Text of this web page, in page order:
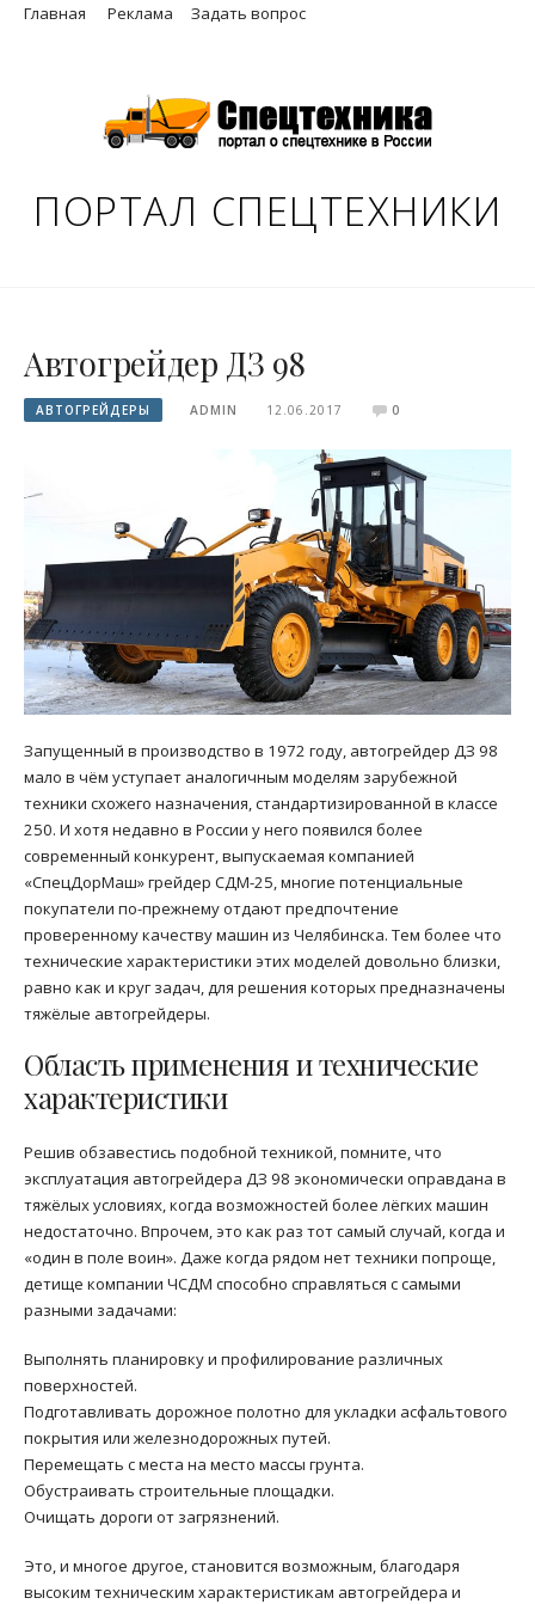
SkipГлавная Реклама Задать вопрос
ПОРТАЛ СПЕЦТЕХНИКИ
Автогрейдер ДЗ 98
АВТОГРЕЙДЕРЫ ADMIN 12.06.2017 0
Запущенный в производство в 1972 году, автогрейдер ДЗ 98
мало в чём уступает аналогичным моделям зарубежной
техники схожего назначения, стандартизированной в классе
250. И хотя недавно в России у него появился более
современный конкурент, выпускаемая компанией
«СпецДорМаш» грейдер СДМ-25, многие потенциальные
покупатели по-прежнему отдают предпочтение
проверенному качеству машин из Челябинска. Тем более что
технические характеристики этих моделей довольно близки,
равно как и круг задач, для решения которых предназначены
тяжёлые автогрейдеры.
Область применения и технические
характеристики
Решив обзавестись подобной техникой, помните, что
эксплуатация автогрейдера ДЗ 98 экономически оправдана в
тяжёлых условиях, когда возможностей более лёгких машин
недостаточно. Впрочем, это как раз тот самый случай, когда и
«один в поле воин». Даже когда рядом нет техники попроще,
детище компании ЧСДМ способно справляться с самыми
разными задачами:
Выполнять планировку и профилирование различных
поверхностей.
Подготавливать дорожное полотно для укладки асфальтового
покрытия или железнодорожных путей.
Перемещать с места на место массы грунта.
Обустраивать строительные площадки.
Очищать дороги от загрязнений.
Это, и многое другое, становится возможным, благодаря
высоким техническим характеристикам автогрейдера и